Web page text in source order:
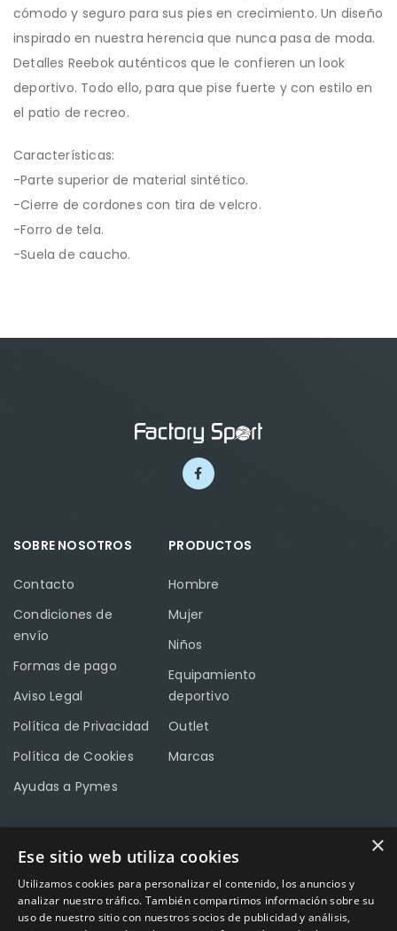
cómodo y seguro para sus pies en crecimiento. Un diseño
inspirado en nuestra herencia que nunca pasa de moda.
Detalles Reebok auténticos que le confieren un look
deportivo. Todo ello, para que pise fuerte y con estilo en
el patio de recreo.
Características:
-Parte superior de material sintético.
-Cierre de cordones con tira de velcro.
-Forro de tela.
-Suela de caucho.
SOBRE NOSOTROS
Contacto
Condiciones de
envío
Formas de pago
Aviso Legal
Política de Privacidad
Política de Cookies
Ayudas a Pymes
PRODUCTOS
Hombre
Mujer
Niños
Equipamiento
deportivo
Outlet
Marcas
CONTACTO
Calle Méndez Núñez nº3 – Fuente Palmera 14120 Córdoba
Teléfono957 04 96 57
×
Ese sitio web utiliza cookies
Utilizamos cookies para personalizar el contenido, los anuncios y
analizar nuestro tráfico. También compartimos información sobre su
uso de nuestro sitio con nuestros socios de publicidad y análisis,